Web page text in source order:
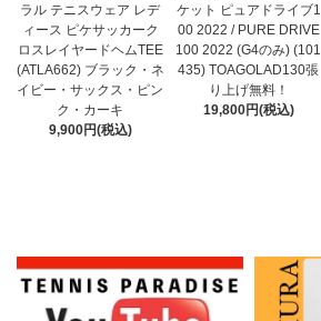
ラル テニスウェア レデ
ィース ピケサッカーク
ロスレイヤードヘムTEE
(ATLA662) ブラック・ネ
イビー・サックス・ピン
ク・カーキ
9,900円(税込)
ケット ピュアドライブ1
00 2022 / PURE DRIVE
100 2022 (G4のみ) (101
435) TOAGOLAD130張
り上げ無料！
19,800円(税込)